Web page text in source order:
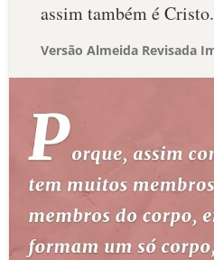
assim também é Cristo.
Versão Almeida Revisada